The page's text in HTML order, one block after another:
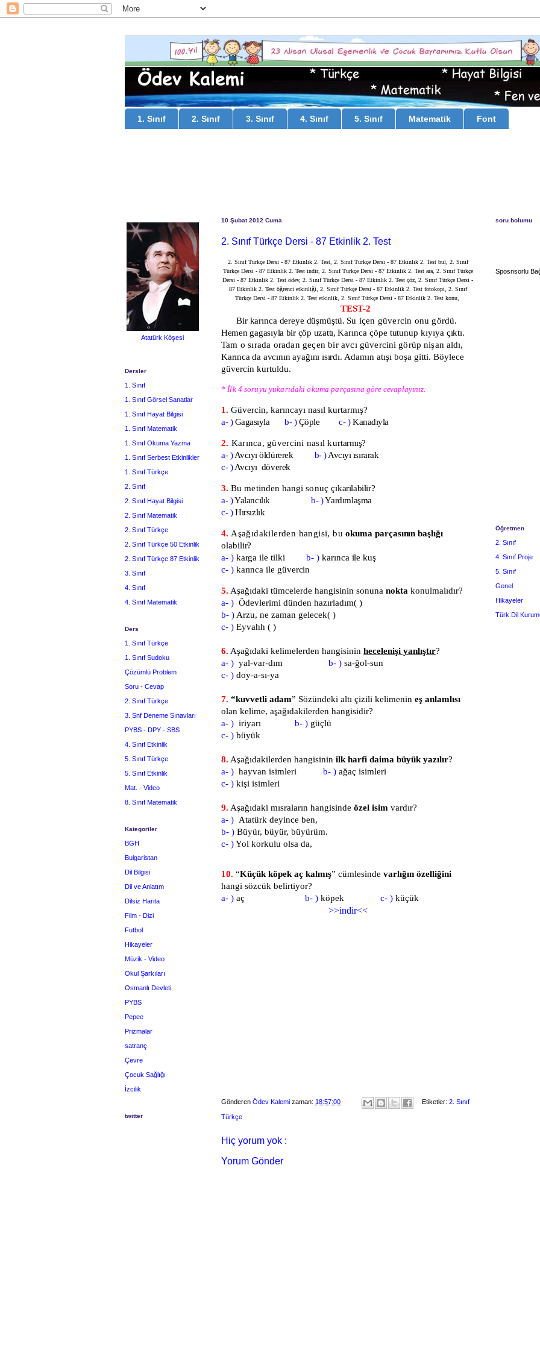
1. Sınıf 2. Sınıf 3. Sınıf 4. Sınıf 5. Sınıf Matematik Font
10 Şubat 2012 Cuma
2. Sınıf Türkçe Dersi - 87 Etkinlik 2. Test
2. Sınıf Türkçe Dersi - 87 Etkinlik 2. Test, 2. Sınıf Türkçe Dersi - 87 Etkinlik 2. Test bul, 2. Sınıf
Türkçe Dersi - 87 Etkinlik 2. Test indir, 2. Sınıf Türkçe Dersi - 87 Etkinlik 2. Test ara, 2. Sınıf Türkçe
Dersi - 87 Etkinlik 2. Test ödev, 2. Sınıf Türkçe Dersi - 87 Etkinlik 2. Test çöz, 2. Sınıf Türkçe Dersi -
87 Etkinlik 2. Test öğrenci etkinliği, 2. Sınıf Türkçe Dersi - 87 Etkinlik 2. Test fotokopi, 2. Sınıf
Türkçe Dersi - 87 Etkinlik 2. Test etkinlik, 2. Sınıf Türkçe Dersi - 87 Etkinlik 2. Test konu,
TEST-2
Bir karınca dereye düşmüştü. Su içen güvercin onu gördü.
Hemen gagasıyla bir çöp uzattı,Karınca çöpe tutunup kıyıya çıktı.
Tam o sırada oradan geçen bir avcı güvercini görüp nişan aldı,
Karınca da avcınınayağını ısırdı. Adamın atışı boşa gitti. Böylece
güvercin kurtuldu.
* İlk 4 soruyu yukarıdaki okuma parçasına göre cevaplayınız.
1. Güvercin, karıncayı nasıl kur­tarmış?
a- )Gagasıylab- )Çöplec- )Kanadıyla
2. Karınca, güvercini nasıl kur­tarmış?
a- )Avcıyı öldürerek b- )Avcıyı ısırarak
c- )Avcıyı döverek
3. Bu metinden hangi sonuç çı­karılabilir?
a- )Yalancılıkb- )Yardımlaşma
c- )Hırsızlık
4. Aşağıdakilerden hangisi, buokuma parçasının başlığı
olabilir?
a- ) karga ile tilkib- )karınca ile kuş
c- ) karınca ile güvercin
5. Aşağıdaki tümcelerde hangisinin sonuna nokta konulmalıdır?
a- ) Ödevlerimi dünden hazırladım( )
b- ) Arzu, ne zaman gelecek( )
c- ) Eyvahh ( )
6. Aşağıdaki kelimelerden hangisinin hecelenişi yanlıştır?
a- ) yal-var-dım b- ) sa-ğol-sun
c- ) doy-a-sı-ya
7. “kuvvetli adam” Sözündeki altı çizili kelimenin eş anlamlısı
olan kelime, aşağıdakilerden hangisidir?
a- ) iriyarı b- ) güçlü
c- ) büyük
8. Aşağıdakilerden hangisinin ilk harfi daima büyük yazılır?
a- ) hayvan isimleri b- ) ağaç isimleri
c- ) kişi isimleri
9. Aşağıdaki mısraların hangisinde özel isim vardır?
a- ) Atatürk deyince ben,
b- ) Büyür, büyür, büyürüm.
c- )Yol korkulu olsa da,
10. “Küçük köpek aç kalmış” cümlesinde varlığın özelliğini
hangi sözcük belirtiyor?
a- ) aç b- ) köpek c- ) küçük
>>indir<<
Gönderen Ödev Kalemi zaman: 18:57:00 Etiketler: 2. Sınıf
Türkçe
Hiç yorum yok :
Yorum Gönder
Atatürk Köşesi
Dersler
1. Sınıf
1. Sınıf Görsel Sanatlar
1. Sınıf Hayat Bilgisi
1. Sınıf Matematik
1. Sınıf Okuma Yazma
1. Sınıf Serbest Etkinlikler
1. Sınıf Türkçe
2. Sınıf
2. Sınıf Hayat Bilgisi
2. Sınıf Matematik
2. Sınıf Türkçe
2. Sınıf Türkçe 50 Etkinlik
2. Sınıf Türkçe 87 Etkinlik
3. Sınıf
4. Sınıf
4. Sınıf Matematik
Ders
1. Sınıf Türkçe
1. Sınıf Sudoku
Çözümlü Problem
Soru - Cevap
2. Sınıf Türkçe
3. Snf Deneme Sınavları
PYBS - DPY - SBS
4. Sınıf Etkinlik
5. Sınıf Türkçe
5. Sınıf Etkinlik
Mat. - Video
8. Sınıf Matematik
Kategoriler
BGH
Bulgaristan
Dil Bilgisi
Dil ve Anlatım
Dilsiz Harita
Film - Dizi
Futbol
Hikayeler
Müzik - Video
Okul Şarkıları
Osmanlı Devleti
PYBS
Pepee
Prizmalar
satranç
Çevre
Çocuk Sağlığı
İzcilik
twitter
soru bolumu
Sposnsorlu
Öğretmen
2. Sınıf
4. Sınıf Proje
5. Sınıf
Genel
Hikayeler
Türk Dil